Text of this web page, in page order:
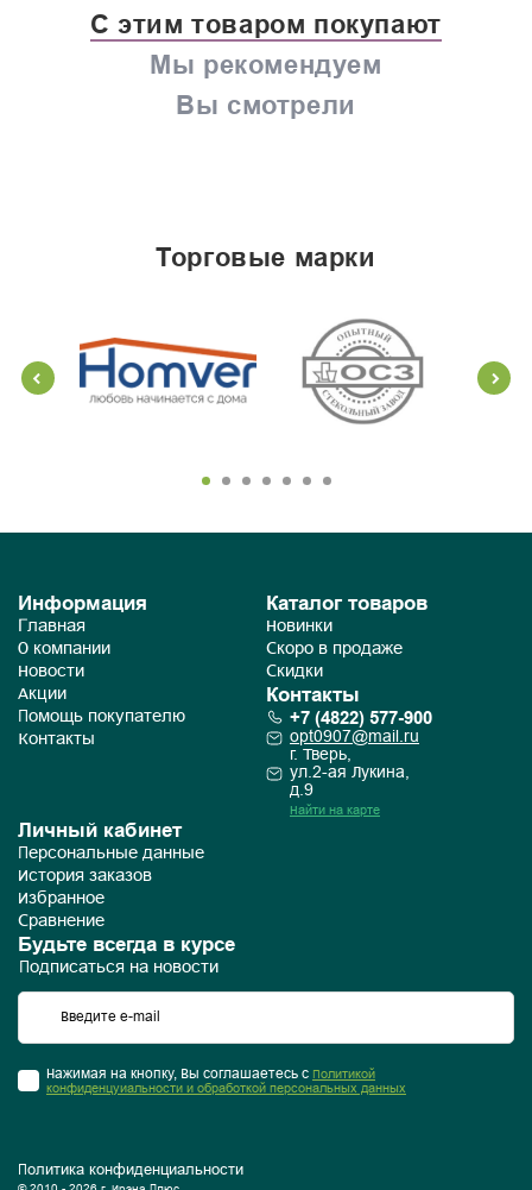
С этим товаром покупают
Мы рекомендуем
Вы смотрели
торговые марки
Информация
Главная
О компании
Новости
Акции
Помощь покупателю
Контакты
Каталог товаров
Новинки
Скоро в продаже
Скидки
Контакты
+7 (4822) 577-900
opt0907@mail.ru
г. Тверь,
ул.2-ая Лукина,
д.9
Найти на карте
Личный кабинет
Персональные данные
История заказов
Избранное
Сравнение
Будьте всегда в курсе
Подписаться на новости
Нажимая на кнопку, Вы соглашаетесь с Политикой
конфиденцуиальности и обработкой персональных данных
Политика конфиденциальности